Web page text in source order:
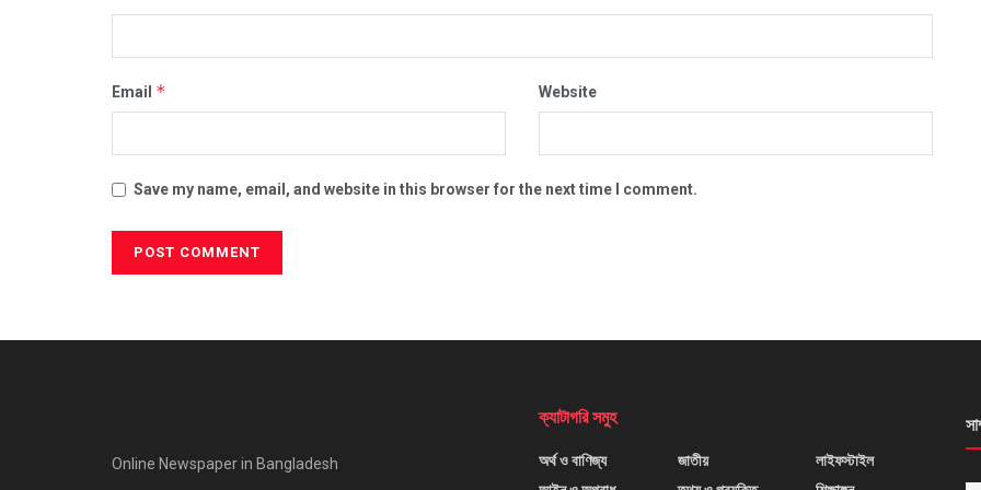
Email * Website
Save my name, email, and website in this browser for the next time I comment.
Online Newspaper in Bangladesh
ক্যাটাগরি সমুহ
অর্থ ও বাণিজ্য
জাতীয়
লাইফস্টাইল